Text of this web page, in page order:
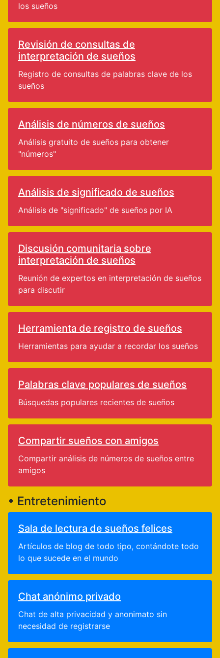
los sueños
Revisión de consultas de
interpretación de sueños
Registro de consultas de palabras clave de los
sueños
Análisis de números de sueños
Análisis gratuito de sueños para obtener
"números"
Análisis de significado de sueños
Análisis de "significado" de sueños por IA
Discusión comunitaria sobre
interpretación de sueños
Reunión de expertos en interpretación de sueños
para discutir
Herramienta de registro de sueños
Herramientas para ayudar a recordar los sueños
Palabras clave populares de sueños
Búsquedas populares recientes de sueños
Compartir sueños con amigos
Compartir análisis de números de sueños entre
amigos
• Entretenimiento
Sala de lectura de sueños felices
Artículos de blog de todo tipo, contándote todo
lo que sucede en el mundo
Chat anónimo privado
Chat de alta privacidad y anonimato sin
necesidad de registrarse